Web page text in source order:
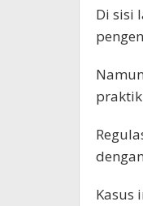
Di sisi
Kasus